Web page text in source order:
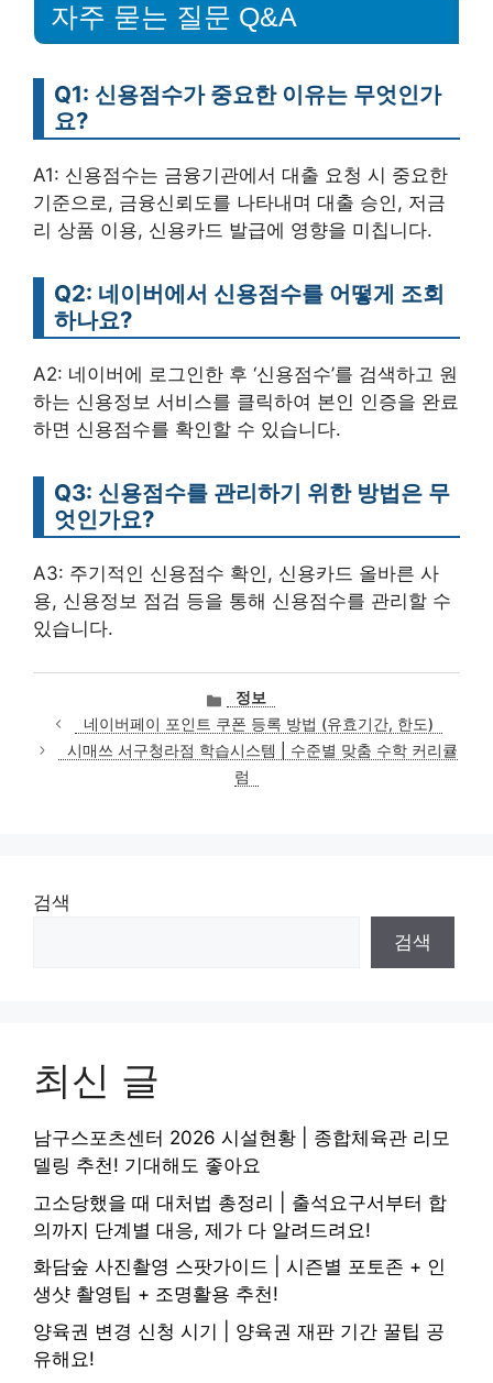
자주 묻는 질문 Q&A
Q1: 신용점수가 중요한 이유는 무엇인가
요?
A1: 신용점수는 금융기관에서 대출 요청 시 중요한
기준으로, 금융신뢰도를 나타내며 대출 승인, 저금
리 상품 이용, 신용카드 발급에 영향을 미칩니다.
Q2: 네이버에서 신용점수를 어떻게 조회
하나요?
A2: 네이버에 로그인한 후 ‘신용점수’를 검색하고 원
하는 신용정보 서비스를 클릭하여 본인 인증을 완료
하면 신용점수를 확인할 수 있습니다.
Q3: 신용점수를 관리하기 위한 방법은 무
엇인가요?
A3: 주기적인 신용점수 확인, 신용카드 올바른 사
용, 신용정보 점검 등을 통해 신용점수를 관리할 수
있습니다.
카
테
고
리
정보
네이버페이 포인트 쿠폰 등록 방법 (유효기간, 한도)
시매쓰 서구청라점 학습시스템 | 수준별 맞춤 수학 커리큘
럼
검색
검색
최신 글
남구스포츠센터 2026 시설현황 | 종합체육관 리모
델링 추천! 기대해도 좋아요
고소당했을 때 대처법 총정리 | 출석요구서부터 합
의까지 단계별 대응, 제가 다 알려드려요!
화담숲 사진촬영 스팟가이드 | 시즌별 포토존 + 인
생샷 촬영팁 + 조명활용 추천!
양육권 변경 신청 시기 | 양육권 재판 기간 꿀팁 공
유해요!